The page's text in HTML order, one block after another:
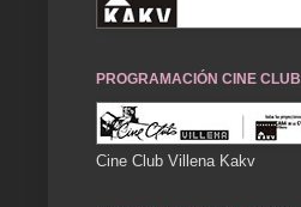
PROGRAMACIÓN CINE CLUB
Cine Club Villena Kakv